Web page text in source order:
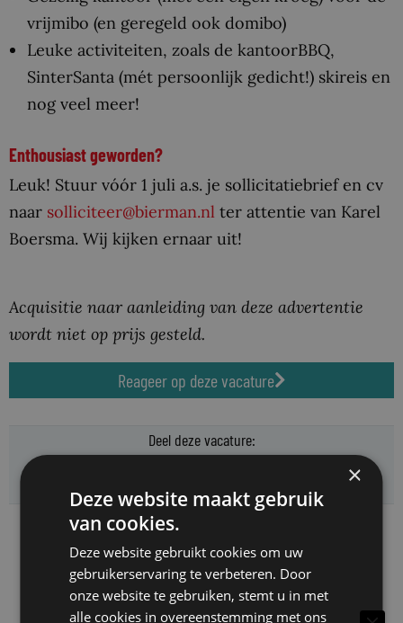
vrijmibo (en geregeld ook domibo)
Leuke activiteiten, zoals de kantoorBBQ,
SinterSanta (mét persoonlijk gedicht!) skireis en
nog veel meer!
Enthousiast geworden?
Leuk! Stuur vóór 1 juli a.s. je sollicitatiebrief en cv
naar solliciteer@bierman.nl ter attentie van Karel
Boersma. Wij kijken ernaar uit!
Acquisitie naar aanleiding van deze advertentie
wordt niet op prijs gesteld.
Reageer op deze vacature
Deel deze vacature:
Geplaatst op: 16 mei 2024
Verloopdatum: 07/01/2024
×
Deze website maakt gebruik
van cookies.
Deze website gebruikt cookies om uw
gebruikerservaring te verbeteren. Door
onze website te gebruiken, stemt u in met
alle cookies in overeenstemming met ons